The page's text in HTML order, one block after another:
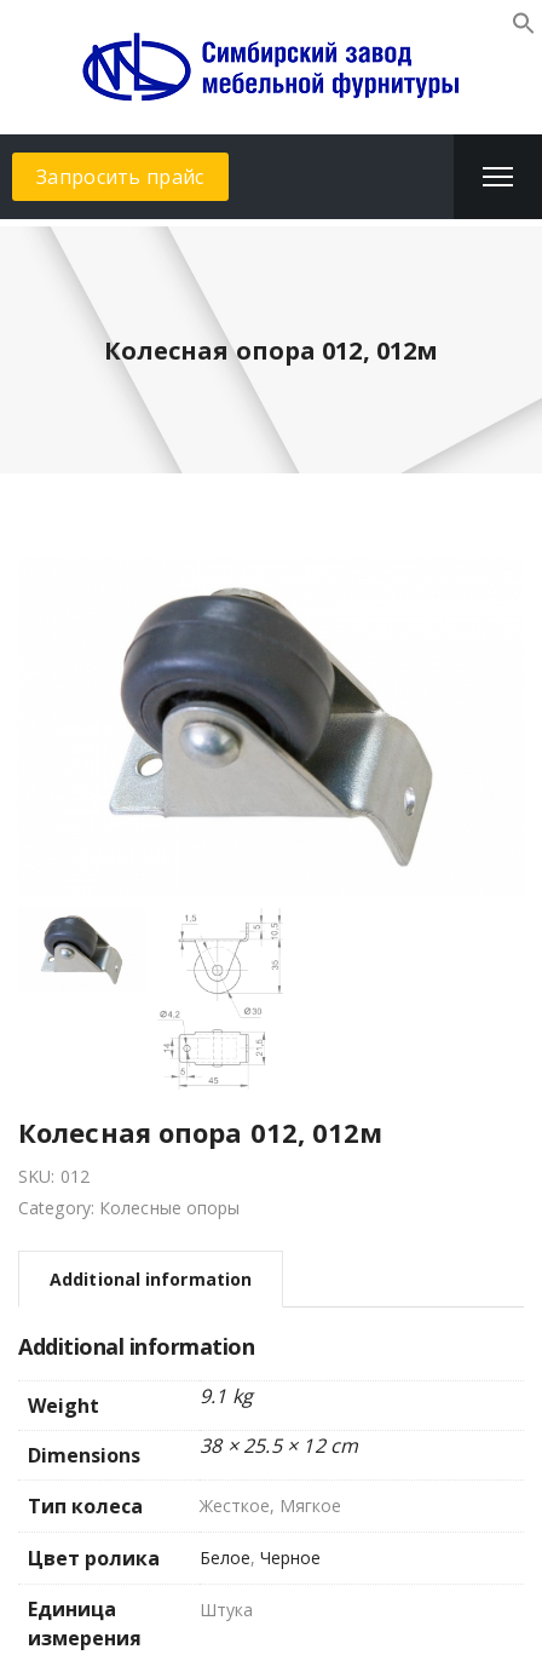
Запросить прайс
Колесная опора 012, 012м
Колесная опора 012, 012м
SKU: 012
Category: Колесные опоры
Additional information
Additional information
Weight 9.1 kg
Dimensions 38 × 25.5 × 12 cm
Тип колеса Жесткое, Мягкое
Цвет ролика Белое, Черное
Единица
измерения
Штука